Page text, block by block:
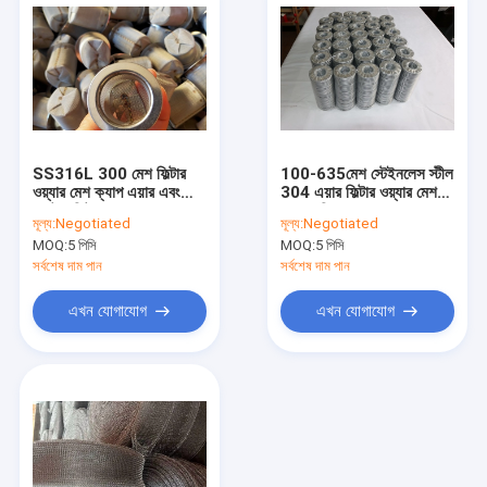
পণ্য
আমাদের সম্পর্কে
SS316L 300 মেশ ফিল্টার
ওয়্যার মেশ ক্যাপ এয়ার এবং
মূল্য:Negotiated
MOQ:5 পিসি
সর্বশেষ দাম পান
এখন যোগাযোগ
100-635মেশ স্টেইনলেস স্টীল
304 এয়ার ফিল্টার ওয়্যার মেশ
মূল্য:Negotiated
MOQ:5 পিসি
সর্বশেষ দাম পান
এখন যোগাযোগ